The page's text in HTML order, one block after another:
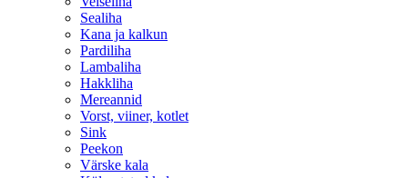
Sealiha
Kana ja kalkun
Pardiliha
Lambaliha
Hakkliha
Mereannid
Vorst, viiner, kotlet
Sink
Peekon
Värske kala